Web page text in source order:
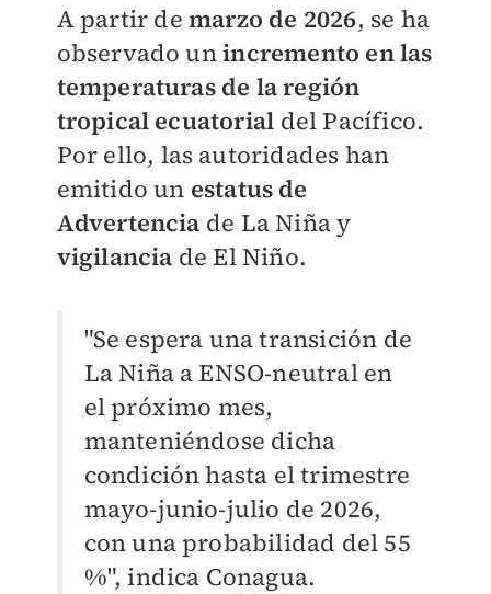
A partir de marzo de 2026, se ha
observado unincremento en las
temperaturas de la región
tropical ecuatorial del Pacífico.
Por ello, las autoridades han
emitido un estatus de
Advertencia de La Niña y
vigilancia de El Niño.
"Se espera una transición de
La Niña a ENSO-neutral en
el próximo mes,
manteniéndose dicha
condición hasta el trimestre
mayo-junio-julio de 2026,
con una probabilidad del 55
%", indica Conagua.